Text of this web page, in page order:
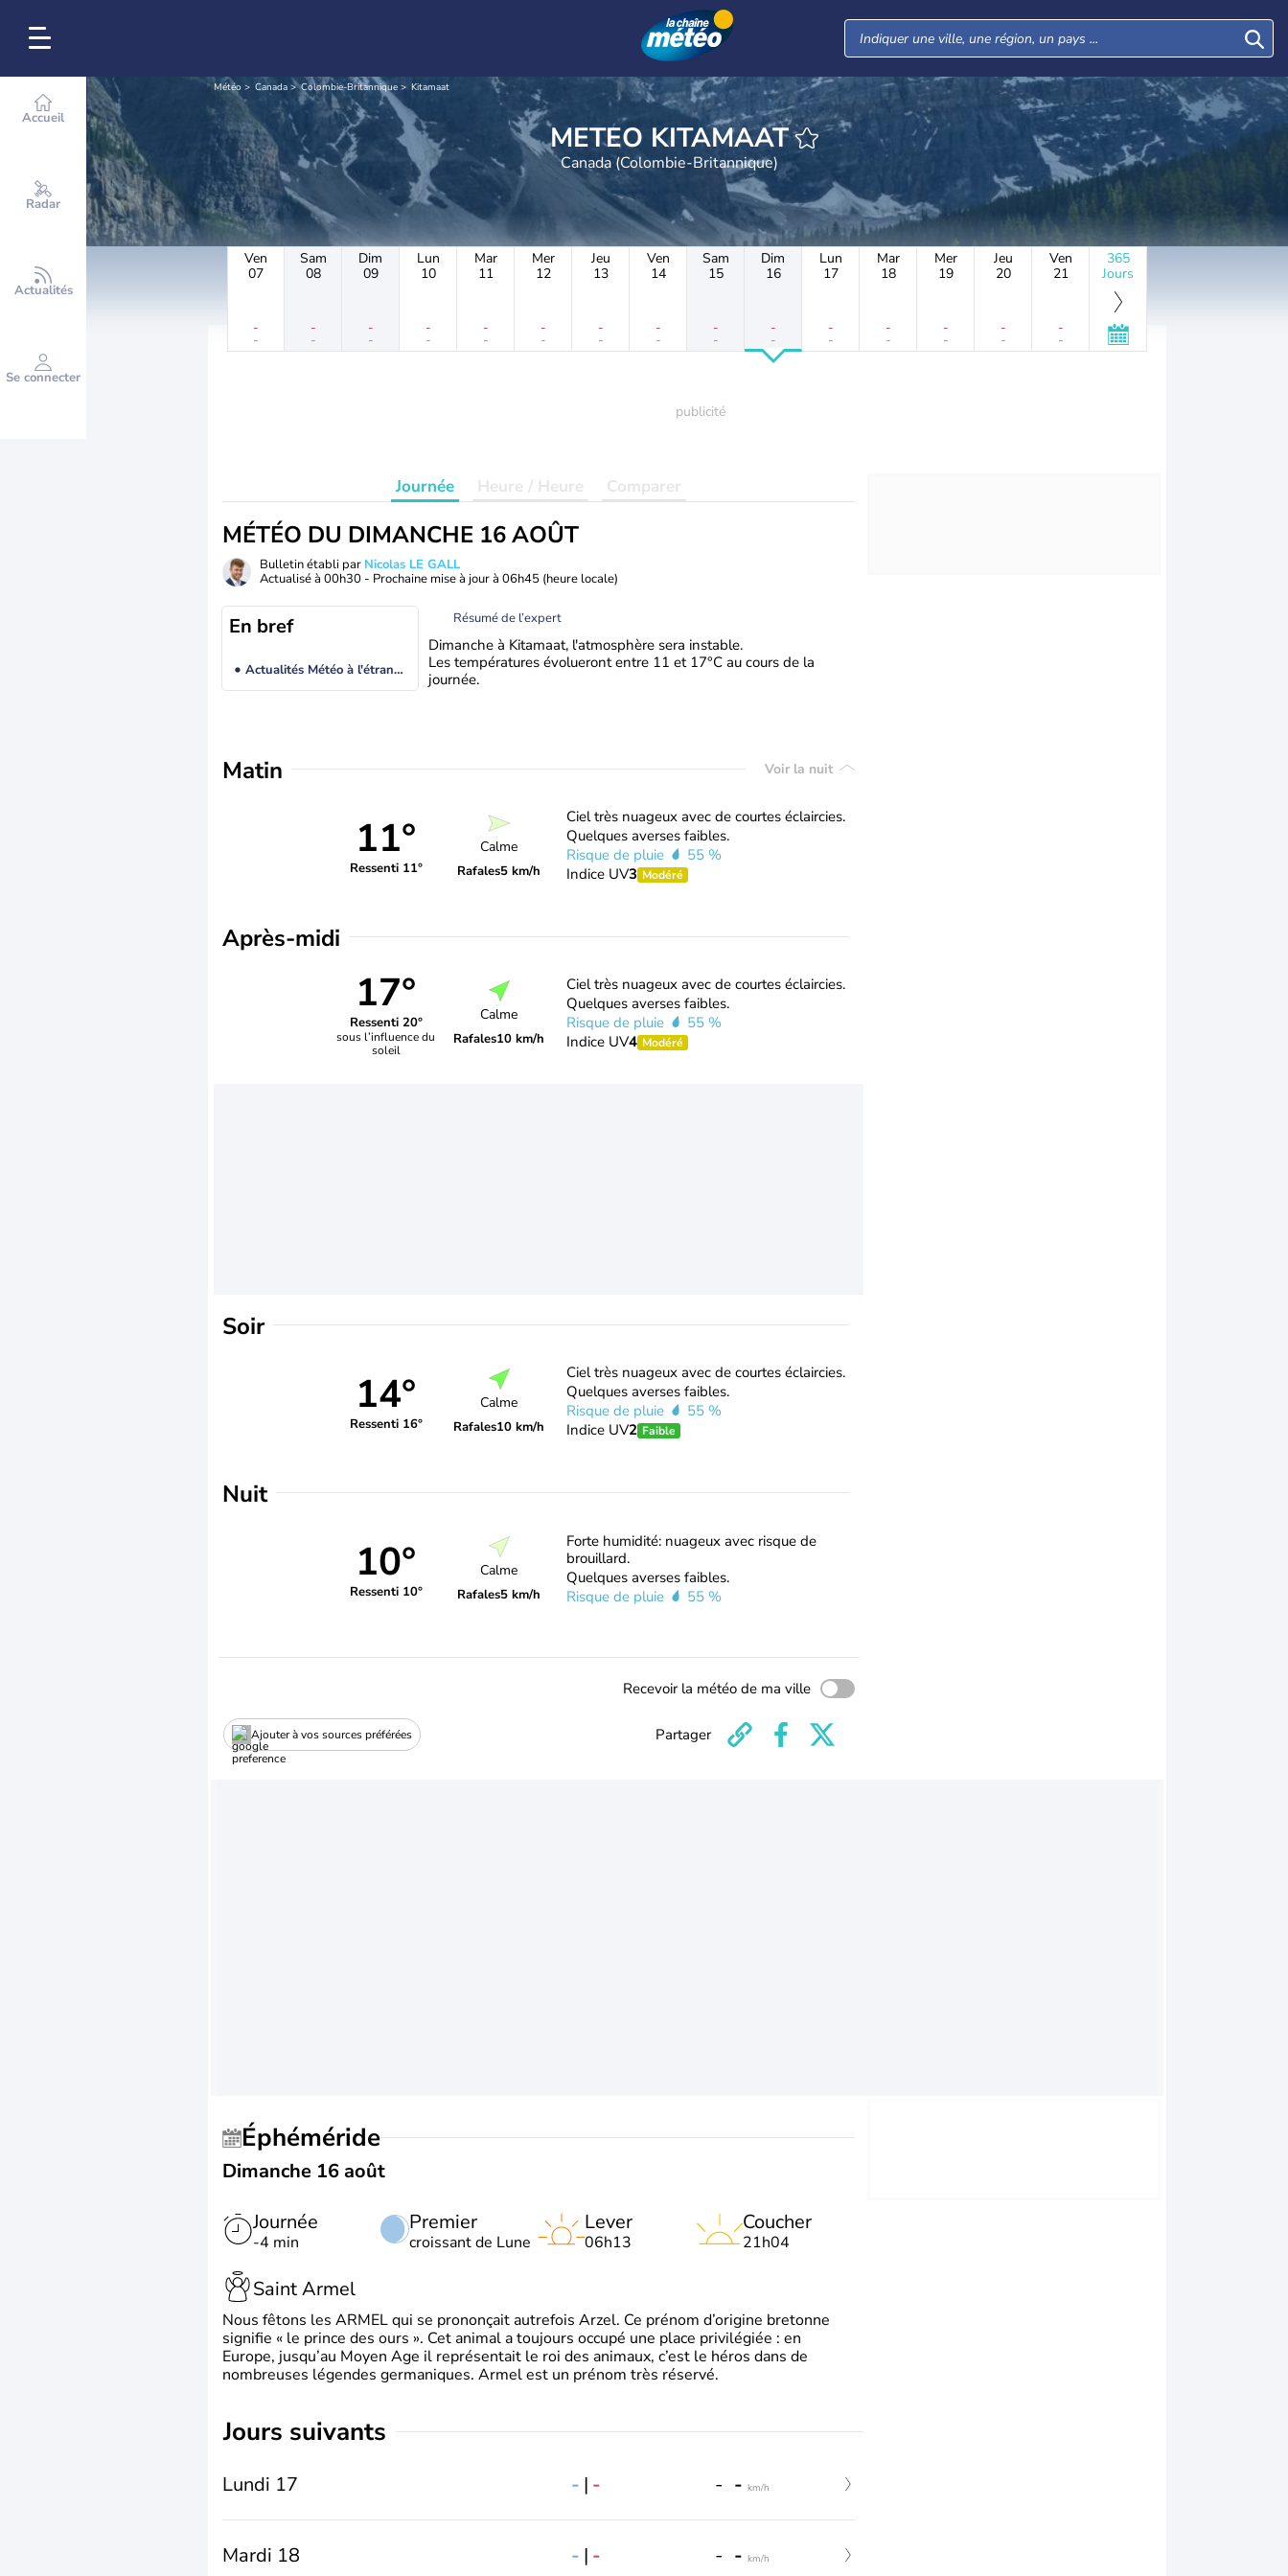
Accueil
Radar
Actualités
Se connecter
Météo Canada Colombie-Britannique Kitamaat
METEO KITAMAAT
Canada (Colombie-Britannique)
Ven
07
-
-
Sam
08
-
-
Dim
09
-
-
Lun
10
-
-
Mar
11
-
-
Mer
12
-
-
Jeu
13
-
-
Ven
14
-
-
Sam
15
-
-
Dim
16
-
-
Lun
17
-
-
Mar
18
-
-
Mer
19
-
-
Jeu
20
-
-
Ven
21
-
-
365
Jours
Journée Heure / Heure Comparer
MÉTÉO DU DIMANCHE 16 AOÛT
Bulletin établi par Nicolas LE GALL
Actualisé à 00h30 - Prochaine mise à jour à 06h45 (heure locale)
En bref
Actualités Météo à l'étranger
Résumé de l’expert
Dimanche à Kitamaat, l'atmosphère sera instable.
Les températures évolueront entre 11 et 17°C au cours de la
journée.
Matin Voir la nuit
11°
Ressenti 11°
Calme
Rafales5 km/h
Ciel très nuageux avec de courtes éclaircies.
Quelques averses faibles.
Risque de pluie
55 %
Indice UV3 Modéré
Après-midi
17°
Ressenti 20°
sous l’influence du
soleil
Calme
Rafales10 km/h
Ciel très nuageux avec de courtes éclaircies.
Quelques averses faibles.
Risque de pluie
55 %
Indice UV4 Modéré
Soir
14°
Ressenti 16°
Calme
Rafales10 km/h
Ciel très nuageux avec de courtes éclaircies.
Quelques averses faibles.
Risque de pluie
55 %
Indice UV2 Faible
Nuit
10°
Ressenti 10°
Calme
Rafales5 km/h
Forte humidité: nuageux avec risque de
brouillard.
Quelques averses faibles.
Risque de pluie
55 %
Recevoir la météo de ma ville
Ajouter à vos sources préférées Partager
Éphéméride
Dimanche 16 août
Journée
-4 min
Premier
croissant de Lune
Lever
06h13
Coucher
21h04
Saint Armel
Nous fêtons les ARMEL qui se prononçait autrefois Arzel. Ce prénom d’origine bretonne
signifie « le prince des ours ». Cet animal a toujours occupé une place privilégiée : en
Europe, jusqu’au Moyen Age il représentait le roi des animaux, c’est le héros dans de
nombreuses légendes germaniques. Armel est un prénom très réservé.
jours suivants
Lundi 17 - | - - - km/h
Mardi 18 - | - - - km/h